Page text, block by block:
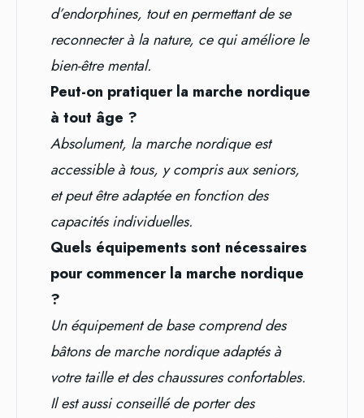
d’endorphines, tout en permettant de se
reconnecter à la nature, ce qui améliore le
bien-être mental.
Peut-on pratiquer la marche nordique
à tout âge ?
Absolument, la marche nordique est
accessible à tous, y compris aux seniors,
et peut être adaptée en fonction des
capacités individuelles.
Quels équipements sont nécessaires
pour commencer la marche nordique
?
Un équipement de base comprend des
bâtons de marche nordique adaptés à
votre taille et des chaussures confortables.
Il est aussi conseillé de porter des